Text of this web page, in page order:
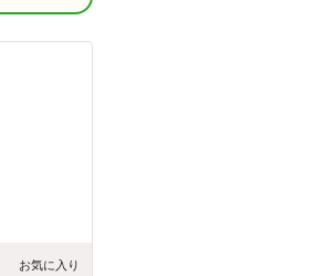
お気に入り